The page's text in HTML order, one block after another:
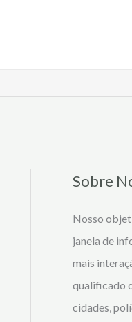
Sobre
Nosso
janela de
mais
qualificado
cidades,